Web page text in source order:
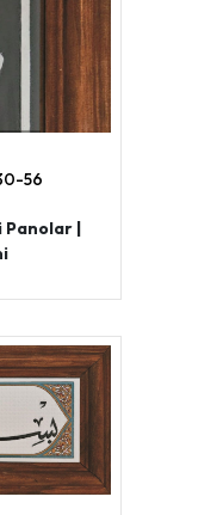
56
Panolar |